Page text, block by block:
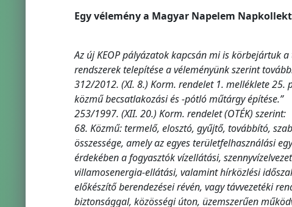
Egy vélemény a Magyar Napelem
Az új KEOP pályázatok kapcsán mi is körbejártuk
rendszerek telepítése a véleményünk szerint
312/2012. (XI. 8.) Korm. rendelet 1. melléklete 25.
közmű becsatlakozási és -pótló műtárgy építése.”
253/1997. (XII. 20.) Korm. rendelet (OTÉK) szerint:
68. Közmű: termelő, elosztó, gyűjtő, továbbító,
összessége, amely az egyes területfelhasználási
érdekében a fogyasztók vízellátási,
villamosenergia-ellátási, valamint hírközlési
előkészítő berendezései révén, vagy távvezetéki
biztonsággal, közösségi úton, üzemszerűen